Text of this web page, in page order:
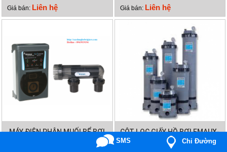
V1200
Giá bán: Liên hệ
V1000
Giá bán: Liên hệ
MÁY ĐIỆN PHÂN MUỐI BỂ BƠI
CỘT LỌC GIẤY HỒ BƠI EMAUX-
CF75
Giá bán: Liên hệ
SMS Chỉ Đường